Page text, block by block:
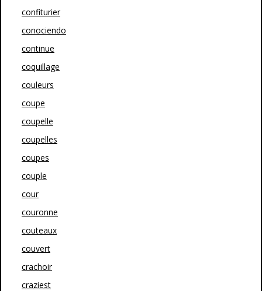
confiturier
conociendo
continue
coquillage
couleurs
coupe
coupelle
coupelles
coupes
couple
cour
couronne
couteaux
couvert
crachoir
craziest